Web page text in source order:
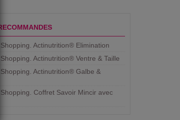
Shopping. Actinutrition® Elimination
Shopping. Actinutrition® Ventre & Taille
Shopping. Actinutrition® Galbe &
Shopping. ​Coffret Savoir Mincir avec